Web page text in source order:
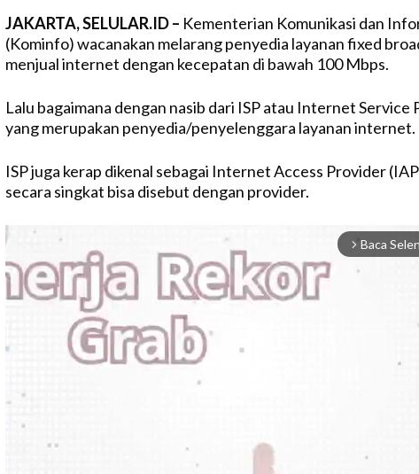
JAKARTA, SELULAR.ID – Kementerian Komunikasi dan
(Kominfo) wacanakan melarang penyedia layanan fixed
menjual internet dengan kecepatan di bawah 100 Mbps.
Lalu bagaimana dengan nasib dari ISP atau Internet Service
yang merupakan penyedia/penyelenggara layanan internet.
ISP juga kerap dikenal sebagai Internet Access Provider
secara singkat bisa disebut dengan provider.
arrow_forward_ios Baca